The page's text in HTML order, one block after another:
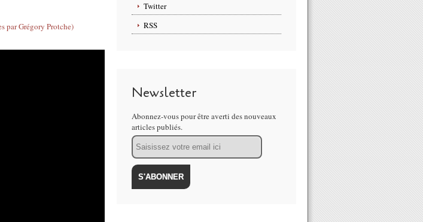
Twitter
RSS
Newsletter
Abonnez-vous pour être averti des nouveaux
articles publiés.
Email